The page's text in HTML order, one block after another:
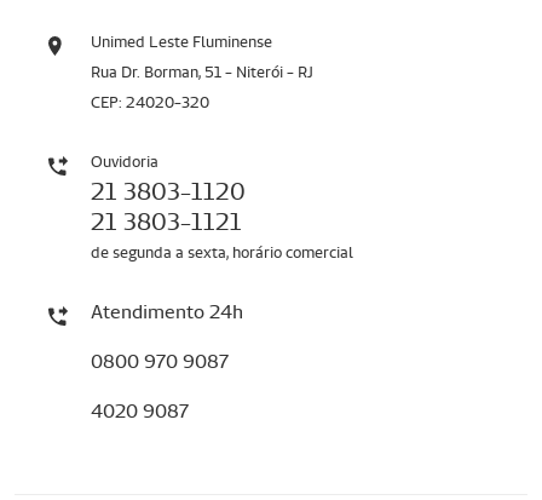
Unimed Leste Fluminense
Rua Dr. Borman, 51 - Niterói - RJ
CEP: 24020-320
Ouvidoria
21 3803-1120
21 3803-1121
de segunda a sexta, horário comercial
Atendimento 24h
0800 970 9087
4020 9087